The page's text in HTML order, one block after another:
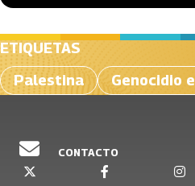
ETIQUETAS
Palestina
Genocidio
CONTACTO